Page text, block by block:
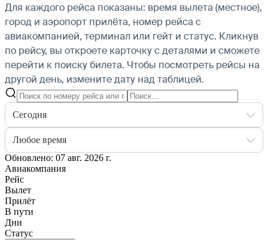
Для каждого рейса показаны: время вылета (местное),
город и аэропорт прилёта, номер рейса с
авиакомпанией, терминал или гейт и статус. Кликнув
по рейсу, вы откроете карточку с деталями и сможете
перейти к поиску билета. Чтобы посмотреть рейсы на
другой день, измените дату над таблицей.
Сегодня
Любое время
Обновлено: 07 авг. 2026 г.
Авиакомпания
Рейс
Вылет
Прилёт
В пути
Дни
Статус